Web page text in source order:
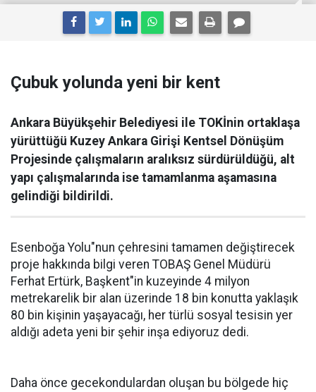
Çubuk yolunda yeni bir kent
Ankara Büyükşehir Belediyesi ile TOKİnin ortaklaşa
yürüttüğü Kuzey Ankara Girişi Kentsel Dönüşüm
Projesinde çalışmaların aralıksız sürdürüldüğü, alt
yapı çalışmalarında ise tamamlanma aşamasına
gelindiği bildirildi.
Esenboğa Yolu"nun çehresini tamamen değiştirecek
proje hakkında bilgi veren TOBAŞ Genel Müdürü
Ferhat Ertürk, Başkent"in kuzeyinde 4 milyon
metrekarelik bir alan üzerinde 18 bin konutta yaklaşık
80 bin kişinin yaşayacağı, her türlü sosyal tesisin yer
aldığı adeta yeni bir şehir inşa ediyoruz dedi.
Daha önce gecekondulardan oluşan bu bölgede hiç